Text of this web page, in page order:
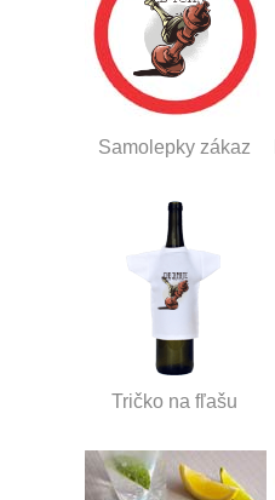
Samolepky zákaz
Tričko na fľašu